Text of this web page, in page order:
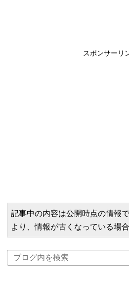
スポンサーリ
記事中の内容は公開時点の情報
より、情報が古くなっている場